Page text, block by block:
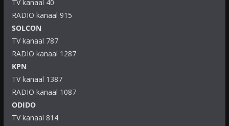
TV kanaal 40
RADIO kanaal 915
SOLCON
TV kanaal 787
RADIO kanaal 1287
KPN
TV kanaal 1387
RADIO kanaal 1087
ODIDO
TV kanaal 814